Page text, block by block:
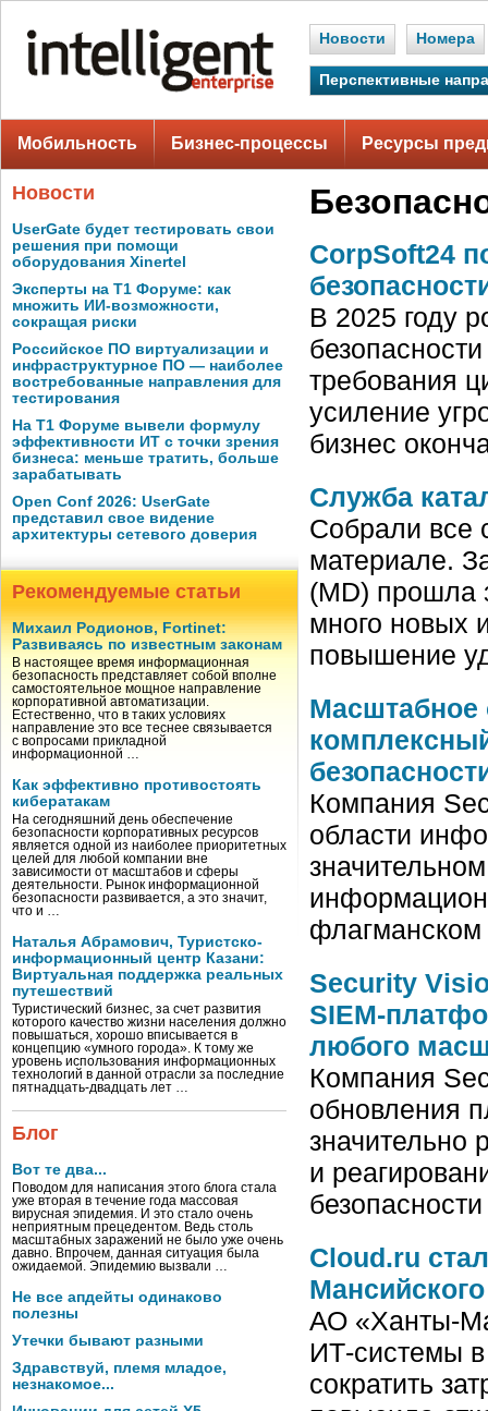
Новости Номера
Перспективные
Мобильность Бизнес-процессы Ресурсы
Новости
UserGate будет тестировать свои
решения при помощи
оборудования Xinertel
Эксперты на Т1 Форуме: как
множить ИИ-возможности,
сокращая риски
Российское ПО виртуализации и
инфраструктурное ПО — наиболее
востребованные направления для
тестирования
На Т1 Форуме вывели формулу
эффективности ИТ с точки зрения
бизнеса: меньше тратить, больше
зарабатывать
Open Conf 2026: UserGate
представил свое видение
архитектуры сетевого доверия
Рекомендуемые статьи
Михаил Родионов, Fortinet:
Развиваясь по известным законам
В настоящее время информационная
безопасность представляет собой вполне
самостоятельное мощное направление
корпоративной автоматизации.
Естественно, что в таких условиях
направление это все теснее связывается
с вопросами прикладной
информационной …
Как эффективно противостоять
кибератакам
На сегодняшний день обеспечение
безопасности корпоративных ресурсов
является одной из наиболее приоритетных
целей для любой компании вне
зависимости от масштабов и сферы
деятельности. Рынок информационной
безопасности развивается, а это значит,
что и …
Наталья Абрамович, Туристско-
информационный центр Казани:
Виртуальная поддержка реальных
путешествий
Туристический бизнес, за счет развития
которого качество жизни населения должно
повышаться, хорошо вписывается в
концепцию «умного города». К тому же
уровень использования информационных
технологий в данной отрасли за последние
пятнадцать-двадцать лет …
Блог
Вот те два...
Поводом для написания этого блога стала
уже вторая в течение года массовая
вирусная эпидемия. И это стало очень
неприятным прецедентом. Ведь столь
масштабных заражений не было уже очень
давно. Впрочем, данная ситуация была
ожидаемой. Эпидемию вызвали …
Не все апдейты одинаково
полезны
Утечки бывают разными
Здравствуй, племя младое,
незнакомое...
CorpSoft24
В 2025 году
требования
усиление
бизнес
Служба
Собрали все
материале.
(MD) прошла
много новых
повышение
Масштабное
Компания
области
Security
SIEM-
любого
Компания
обновления
значительно
и
Cloud.ru
АО «Ханты-
ИТ-системы
сократить